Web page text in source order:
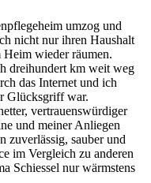
umzog und
nicht nur ihren Haushalt
wieder räumen.
dreihundert km weit weg
das Internet und ich
Glücksgriff war.
vertrauenswürdiger
und meiner Anliegen
zuverlässig, sauber und
im Vergleich zu anderen
Schiessel nur wärmstens